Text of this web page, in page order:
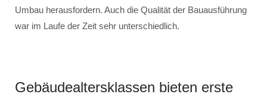
Umbau herausfordern. Auch die Qualität der Bauausführung
war im Laufe der Zeit sehr unterschiedlich.
Gebäudealtersklassen bieten erste